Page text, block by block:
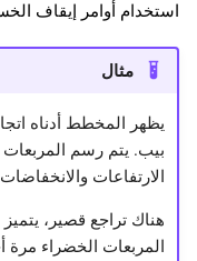
استخدام أوامر إيقاف
مثال
بيب. يتم رسم المربعات
الارتفاعات
هناك تراجع قصير،
المربعات الخضراء مرة